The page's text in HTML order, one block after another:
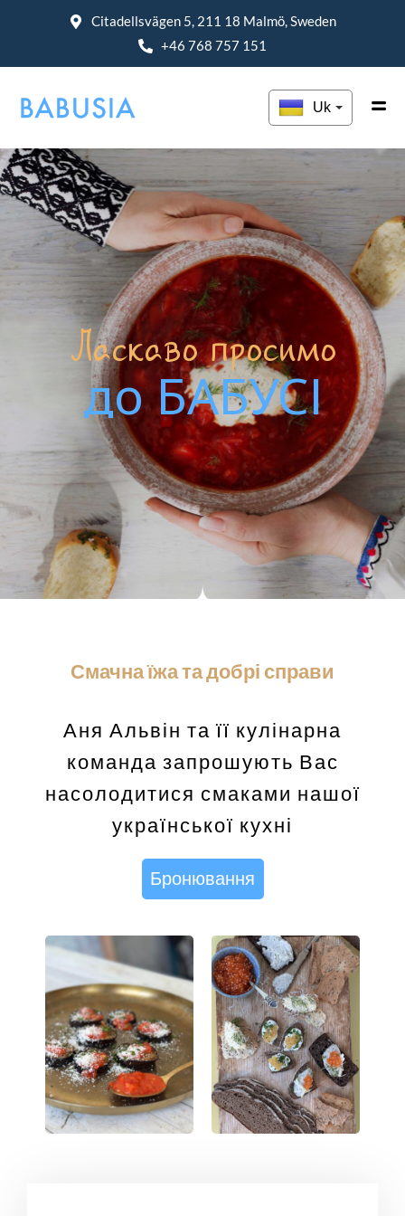
Citadellsvägen 5, 211 18 Malmö, Sweden
+46 768 757 151
Uk
Ласкаво просимо
доБАБУСІ
Смачна їжа та добрі справи
Аня Альвін та її кулінарна
команда запрошують Вас
насолодитися смаками нашої
української кухні
Бронювання